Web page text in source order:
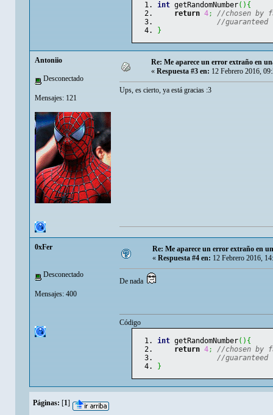
int getRandomNumber( ) {
return 4;
//chosen
//guaranteed
}
Antoniio
Desconectado
Mensajes: 121
Re: Me aparece un error extraño en
« Respuesta #3 en: 12 Febrero 2016,
Ups, es cierto, ya está gracias :3
0xFer
Desconectado
Mensajes: 400
Re: Me aparece un error extraño en
«Respuesta #4 en:12 Febrero 2016,
De nada
Código
int getRandomNumber( ) {
return 4;
//chosen
//guaranteed
}
Páginas: [1]